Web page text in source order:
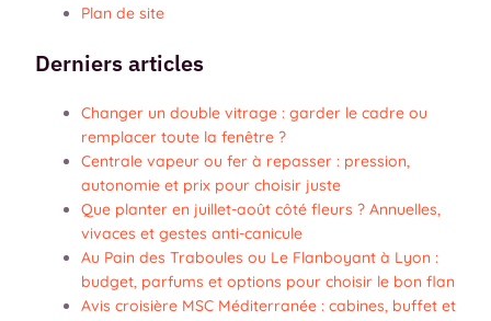
Plan de site
Derniers articles
Changer un double vitrage : garder le cadre ou
remplacer toute la fenêtre ?
Centrale vapeur ou fer à repasser : pression,
autonomie et prix pour choisir juste
Que planter en juillet-août côté fleurs ? Annuelles,
vivaces et gestes anti-canicule
Au Pain des Traboules ou Le Flanboyant à Lyon :
budget, parfums et options pour choisir le bon flan
Avis croisière MSC Méditerranée : cabines, buffet et